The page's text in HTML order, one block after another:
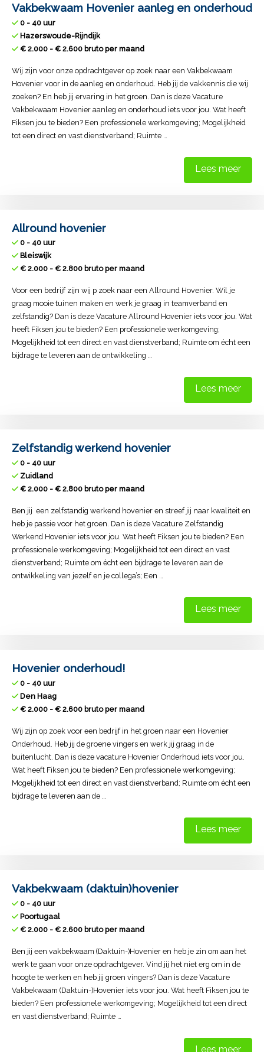
Vakbekwaam Hovenier aanleg en onderhoud
0 - 40 uur
Hazerswoude-Rijndijk
€ 2.000 - € 2.600 bruto per maand
Wij zijn voor onze opdrachtgever op zoek naar een Vakbekwaam
Hovenier voor in de aanleg en onderhoud. Heb jij de vakkennis die wij
zoeken? En heb jij ervaring in het groen. Dan is deze Vacature
Vakbekwaam Hovenier aanleg en onderhoud iets voor jou. Wat heeft
Fiksen jou te bieden? Een professionele werkomgeving; Mogelijkheid
tot een direct en vast dienstverband; Ruimte …
Lees meer
Allround hovenier
0 - 40 uur
Bleiswijk
€ 2.000 - € 2.800 bruto per maand
Voor een bedrijf zijn wij p zoek naar een Allround Hovenier. Wil je
graag mooie tuinen maken en werk je graag in teamverband en
zelfstandig? Dan is deze Vacature Allround Hovenier iets voor jou. Wat
heeft Fiksen jou te bieden? Een professionele werkomgeving;
Mogelijkheid tot een direct en vast dienstverband; Ruimte om écht een
bijdrage te leveren aan de ontwikkeling …
Lees meer
Zelfstandig werkend hovenier
0 - 40 uur
Zuidland
€ 2.000 - € 2.800 bruto per maand
Ben jij een zelfstandig werkend hovenier en streef jij naar kwaliteit en
heb je passie voor het groen. Dan is deze Vacature Zelfstandig
Werkend Hovenier iets voor jou. Wat heeft Fiksen jou te bieden? Een
professionele werkomgeving; Mogelijkheid tot een direct en vast
dienstverband; Ruimte om écht een bijdrage te leveren aan de
ontwikkeling van jezelf en je collega’s; Een …
Lees meer
Hovenier onderhoud!
0 - 40 uur
Den Haag
€ 2.000 - € 2.600 bruto per maand
Wij zijn op zoek voor een bedrijf in het groen naar een Hovenier
Onderhoud. Heb jij de groene vingers en werk jij graag in de
buitenlucht. Dan is deze vacature Hovenier Onderhoud iets voor jou.
Wat heeft Fiksen jou te bieden? Een professionele werkomgeving;
Mogelijkheid tot een direct en vast dienstverband; Ruimte om écht een
bijdrage te leveren aan de …
Lees meer
Vakbekwaam (daktuin)hovenier
0 - 40 uur
Poortugaal
€ 2.000 - € 2.600 bruto per maand
Ben jij een vakbekwaam (Daktuin-)Hovenier en heb je zin om aan het
werk te gaan voor onze opdrachtgever. Vind jij het niet erg om in de
hoogte te werken en heb jij groen vingers? Dan is deze Vacature
Vakbekwaam (Daktuin-)Hovenier iets voor jou. Wat heeft Fiksen jou te
bieden? Een professionele werkomgeving; Mogelijkheid tot een direct
en vast dienstverband; Ruimte …
Lees meer